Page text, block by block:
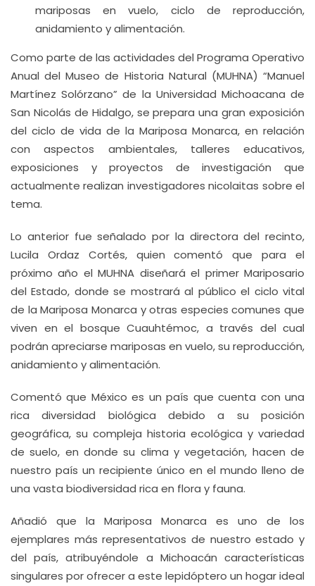
mariposas en vuelo, ciclo de reproducción,
anidamiento y alimentación.
Como parte de las actividades del Programa Operativo
Anual del Museo de Historia Natural (MUHNA) “Manuel
Martínez Solórzano” de la Universidad Michoacana de
San Nicolás de Hidalgo, se prepara una gran exposición
del ciclo de vida de la Mariposa Monarca, en relación
con aspectos ambientales, talleres educativos,
exposiciones y proyectos de investigación que
actualmente realizan investigadores nicolaitas sobre el
tema.
Lo anterior fue señalado por la directora del recinto,
Lucila Ordaz Cortés, quien comentó que para el
próximo año el MUHNA diseñará el primer Mariposario
del Estado, donde se mostrará al público el ciclo vital
de la Mariposa Monarca y otras especies comunes que
viven en el bosque Cuauhtémoc, a través del cual
podrán apreciarse mariposas en vuelo, su reproducción,
anidamiento y alimentación.
Comentó que México es un país que cuenta con una
rica diversidad biológica debido a su posición
geográfica, su compleja historia ecológica y variedad
de suelo, en donde su clima y vegetación, hacen de
nuestro país un recipiente único en el mundo lleno de
una vasta biodiversidad rica en flora y fauna.
Añadió que la Mariposa Monarca es uno de los
ejemplares más representativos de nuestro estado y
del país, atribuyéndole a Michoacán características
singulares por ofrecer a este lepidóptero un hogar ideal